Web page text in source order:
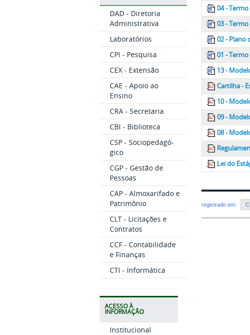
DAD - Diretoria
Administrativa
Laboratórios
CPI - Pesquisa
CEX - Extensão
CAE - Apoio ao
Ensino
CRA - Secretaria
CBI - Biblioteca
CSP - Sociopedagó-
gico
CGP - Gestão de
Pessoas
CAP - Almoxarifado e
Patrimônio
CLT - Licitações e
Contratos
CCF - Contabilidade
e Finanças
CTI - Informática
ACESSO À
INFORMAÇÃO
Institucional
04 -
03 -
02 - Plano
01 -
13 -
Cartilha -
10 -
09 -
08 -
Lei do
registrado em: